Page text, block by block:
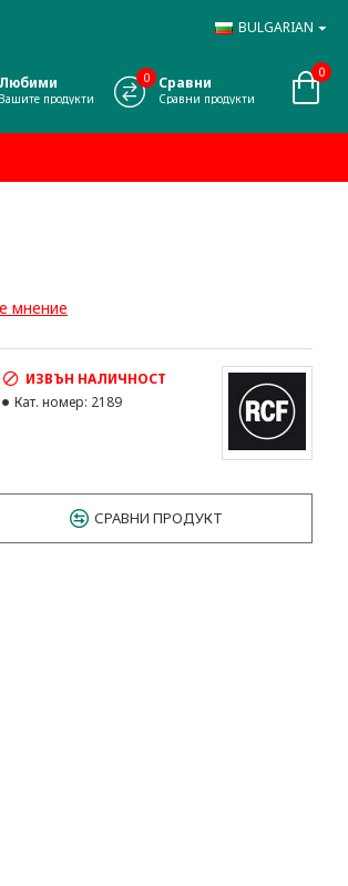
BULGARIAN
Любими
Вашите продукти
Сравни
Сравни продукти
0 0
мнение
ИЗВЪН НАЛИЧНОСТ
Кат. номер: 2189
СРАВНИ ПРОДУКТ